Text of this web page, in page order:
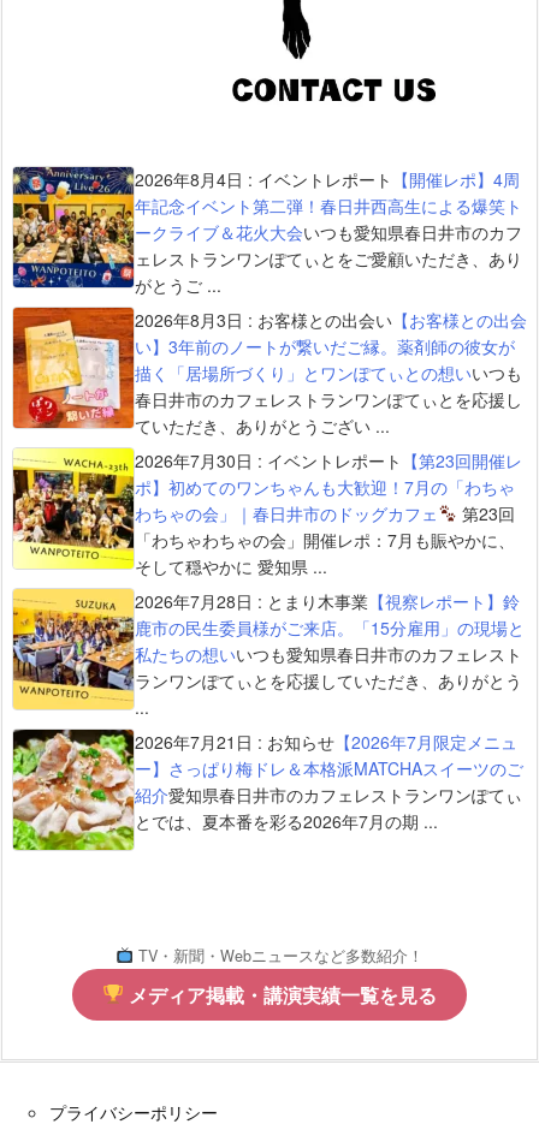
2026年8月4日 : イベントレポート 【開催レポ】4周
年記念イベント第二弾！春日井西高生による爆笑ト
ークライブ＆花火大会いつも愛知県春日井市のカフ
ェレストランワンぽてぃとをご愛顧いただき、あり
がとうご ...
2026年8月3日 : お客様との出会い 【お客様との出会
い】3年前のノートが繋いだご縁。薬剤師の彼女が
描く「居場所づくり」とワンぽてぃとの想いいつも
春日井市のカフェレストランワンぽてぃとを応援し
ていただき、ありがとうござい ...
2026年7月30日 : イベントレポート 【第23回開催レ
ポ】初めてのワンちゃんも大歓迎！7月の「わちゃ
わちゃの会」｜春日井市のドッグカフェ
第23回
「わちゃわちゃの会」開催レポ：7月も賑やかに、
そして穏やかに 愛知県 ...
2026年7月28日 : とまり木事業 【視察レポート】鈴
鹿市の民生委員様がご来店。「15分雇用」の現場と
私たちの想いいつも愛知県春日井市のカフェレスト
ランワンぽてぃとを応援していただき、ありがとう
...
2026年7月21日 : お知らせ 【2026年7月限定メニュ
ー】さっぱり梅ドレ＆本格派MATCHAスイーツのご
紹介愛知県春日井市のカフェレストランワンぽてぃ
とでは、夏本番を彩る2026年7月の期 ...
TV・新聞・Webニュースなど多数紹介！
メディア掲載・講演実績一覧を見る
プライバシーポリシー